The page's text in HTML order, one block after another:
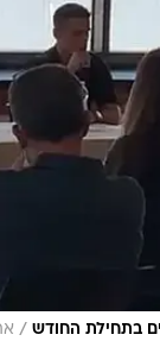
בתחילת החודש /